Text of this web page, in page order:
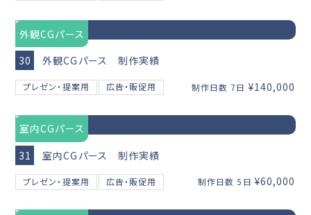
外観CGパース
30
外観CGパース 制作実績
プレゼン・提案用 広告・販促用 制作日数 7日 ¥140,000
室内CGパース
31
室内CGパース 制作実績
プレゼン・提案用 広告・販促用 制作日数 5日 ¥60,000